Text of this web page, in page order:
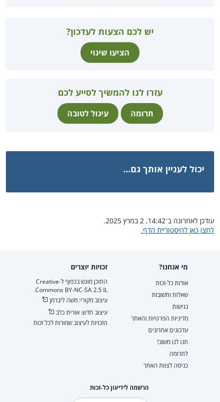
יש לכם הצעות לעדכון?
הציעו שינוי
עזרו לנו להמשיך לסייע לכם
תרומה עיגול לטובה
יכול לעניין אותך גם...
עודכן לאחרונה ב־14:42, 2 במרץ 2025.
לחצו כאן להיסטוריית הדף.
מי אנחנו?
אודות כל-זכות
שאלות ותשובות
נגישות
מדיניות הפרטיות והאתר
עדכונים אחרונים
תנו לנו משוב!
לתרומה
כניסה לצוות האתר
זכויות יוצרים
התוכן מוגש בכפוף ל-Creative
Commons BY-NC-SA 2.5 IL.
עיצוב מקורי: משה ליברמן
עיצוב חדש: אורית כלב
הזכויות לעיצוב שמורות לכל זכות
הרשמה לידיעון כל-זכות